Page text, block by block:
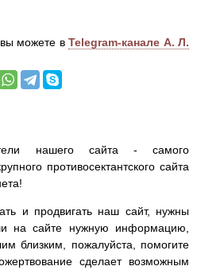
можете в Telegram-канале А. Л.
нашего сайта - самого
противосектантского сайта
и продвигать наш сайт, нужны
на сайте нужную информацию,
близким, пожалуйста, помогите
сделает возможным